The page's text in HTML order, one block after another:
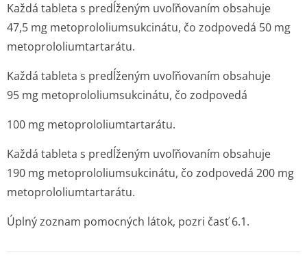
Každá tableta s predĺženým uvoľňovaním obsahuje
47,5 mg metoprololium­sukcinátu, čo zodpovedá 50 mg
metoprololium­tartarátu.
Každá tableta s predĺženým uvoľňovaním obsahuje
95 mg metoprololium­sukcinátu, čo zodpovedá
100 mg metoprololium­tartarátu.
Každá tableta s predĺženým uvoľňovaním obsahuje
190 mg metoprololium­sukcinátu, čo zodpovedá 200 mg
metoprololium­tartarátu.
Úplný zoznam pomocných látok, pozri časť 6.1.